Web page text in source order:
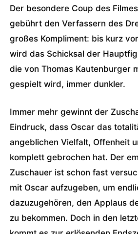
Der besondere Coup des
gebührt den Verfassern des
großes Kompliment: bis kurz
wird das Schicksal der
die von Thomas Kautenburger
gespielt wird, immer dunkler.
Immer mehr gewinnt der
Eindruck, dass Oscar das
angeblichen Vielfalt, Offenheit
komplett gebrochen hat. Der
Zuschauer ist schon fast
mit Oscar aufzugeben, um
dazuzugehören, den Applaus
zu bekommen. Doch in den